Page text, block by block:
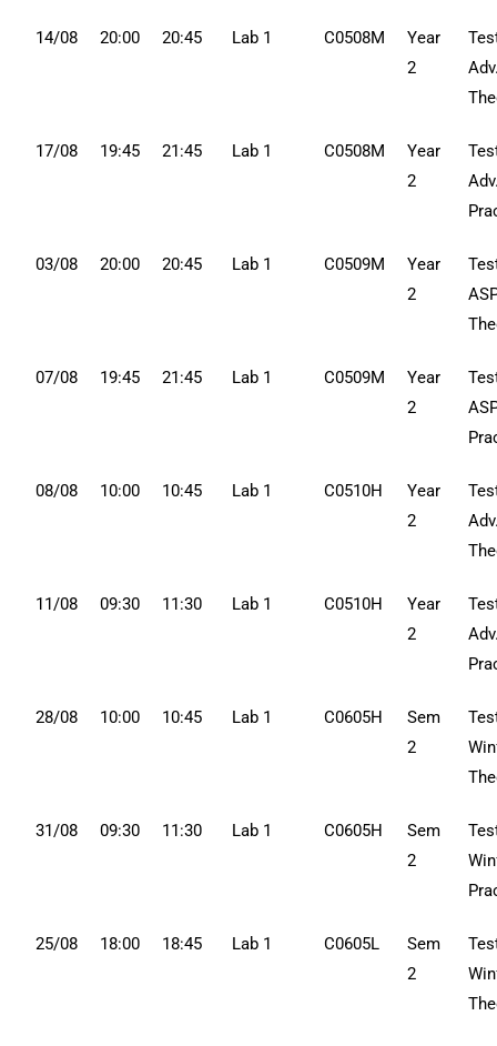
14/08 20:00 20:45 Lab 1 C0508M
Year
2
17/08 19:45 21:45 Lab 1 C0508M
Year
2
03/08 20:00 20:45 Lab 1 C0509M
Year
2
07/08 19:45 21:45 Lab 1 C0509M
Year
2
08/08 10:00 10:45 Lab 1 C0510H
Year
2
11/08 09:30 11:30 Lab 1 C0510H
Year
2
28/08 10:00 10:45 Lab 1 C0605H
Sem
2
31/08 09:30 11:30 Lab 1 C0605H
Sem
2
25/08 18:00 18:45 Lab 1 C0605L
Sem
2